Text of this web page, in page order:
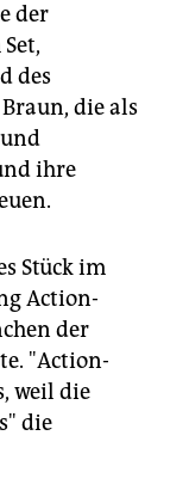
der
des
die als
ihre
Stück im
Action-
der
"Action-
weil die
die